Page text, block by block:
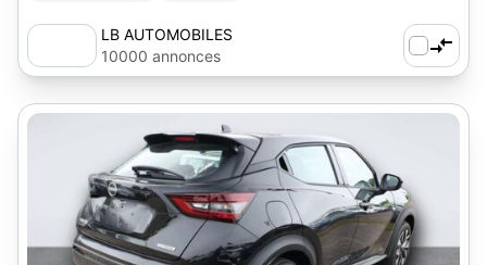
LB AUTOMOBILES
10000 annonces